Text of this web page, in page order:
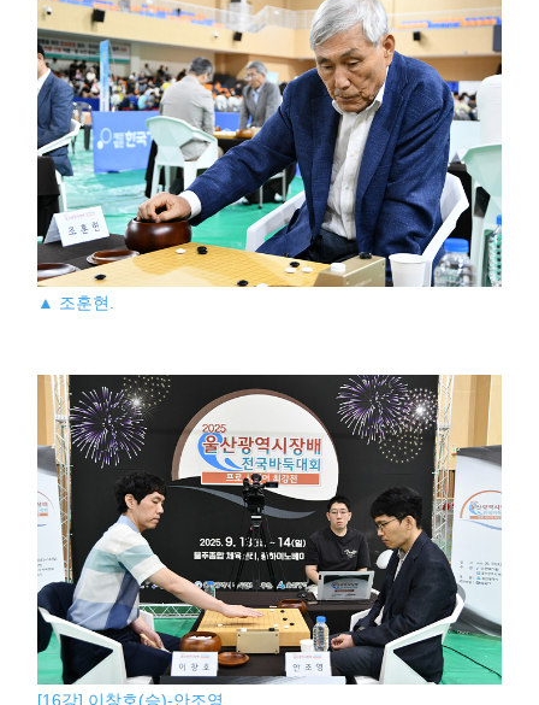
▲ 조훈현.
[16강] 이창호(승)-안조영.